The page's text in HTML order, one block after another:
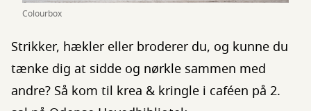
Colourbox
Strikker, hækler eller broderer du, og kunne du
tænke dig at sidde og nørkle sammen med
andre? Så kom til krea & kringle i caféen på 2.